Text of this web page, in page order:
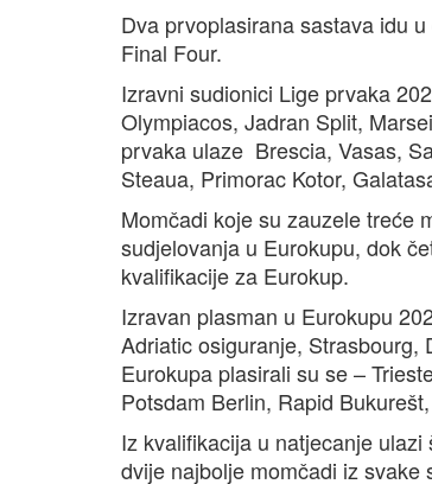
Dva prvoplasirana sastava idu
Final Four.
Izravni sudionici Lige prvaka
Olympiacos, Jadran Split,
prvaka ulaze Brescia, Vasas,
Steaua, Primorac Kotor,
Momčadi koje su zauzele treće
sudjelovanja u Eurokupu, dok
kvalifikacije za Eurokup.
Izravan plasman u Eurokupu
Adriatic osiguranje, Strasbourg,
Eurokupa plasirali su se –
Potsdam Berlin, Rapid
Iz kvalifikacija u natjecanje
dvije najbolje momčadi iz svake